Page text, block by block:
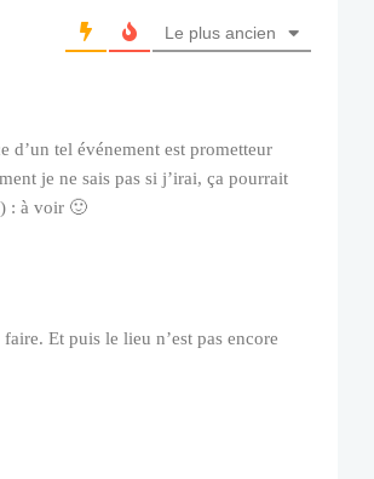
Le plus ancien
d’un tel événement est prometteur
je ne sais pas si j’irai, ça pourrait
: à voir 🙂
Et puis le lieu n’est pas encore